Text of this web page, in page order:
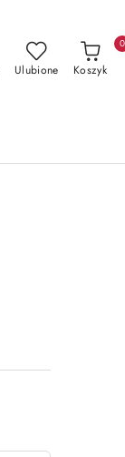
Ulubione Koszyk
0